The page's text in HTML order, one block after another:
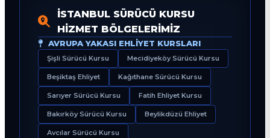
İSTANBUL SÜRÜCÜ KURSU
HIZMET BÖLGELERIMIZ
AVRUPA YAKASI EHLIYET KURSLARI
Şişli Sürücü Kursu Mecidiyeköy Sürücü Kursu
Beşiktaş Ehliyet Kağıthane Sürücü Kursu
Sarıyer Sürücü Kursu Fatih Ehliyet Kursu
Bakırköy Sürücü Kursu Beylikdüzü Ehliyet
Avcılar Sürücü Kursu